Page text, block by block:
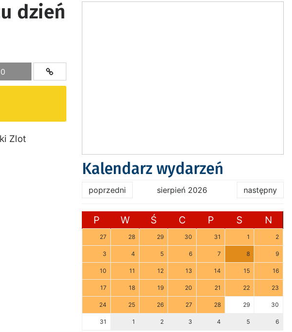
dzień
0
Zlot
Kalendarz wydarzeń
poprzedni sierpień 2026 następny
P W Ś C P S N
27 28 29 30 31 1 2
3 4 5 6 7 8 9
10 11 12 13 14 15 16
17 18 19 20 21 22 23
24 25 26 27 28 29 30
31 1 2 3 4 5 6